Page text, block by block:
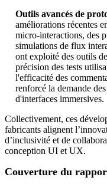
Outils avancés de
améliorations récentes
micro-interactions, des
simulations de flux
ont exploité des outils
précision des tests
l'efficacité des
renforcé la demande
d'interfaces immersives.
Collectivement, ces
fabricants alignent
d’inclusivité et de
conception UI et UX.
Couverture du